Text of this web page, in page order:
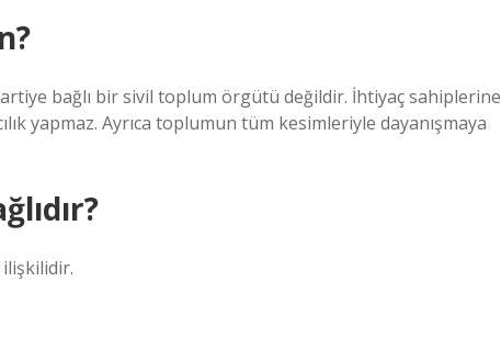
bağlı bir sivil toplum örgütü değildir. İhtiyaç sahiplerine
yapmaz. Ayrıca toplumun tüm kesimleriyle dayanışmaya